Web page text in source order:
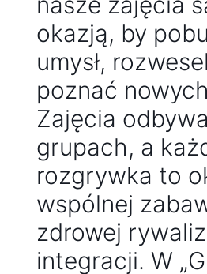
okazją, by
umysł,
poznać
Zajęcia
grupach, a
rozgrywka to
wspólnej
zdrowej
integracji. W